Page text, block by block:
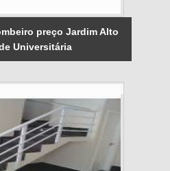
preço Jardim Alto
Universitária